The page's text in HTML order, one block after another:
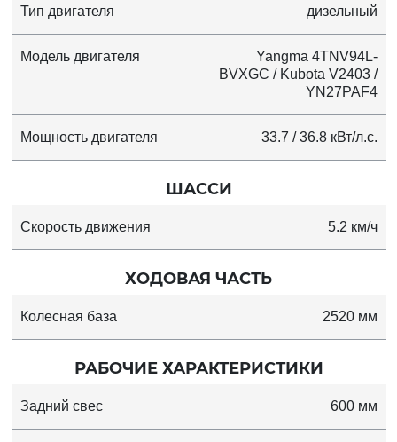
Тип двигателя дизельный
Модель двигателя
Yangma 4TNV94L-
BVXGC / Kubota V2403 /
YN27PAF4
Мощность двигателя 33.7 / 36.8 кВт/л.с.
ШАССИ
Скорость движения 5.2 км/ч
ХОДОВАЯ ЧАСТЬ
Колесная база 2520 мм
РАБОЧИЕ ХАРАКТЕРИСТИКИ
Задний свес 600 мм